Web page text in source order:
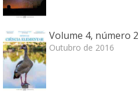
Volume 4, número 2
Outubro de 2016